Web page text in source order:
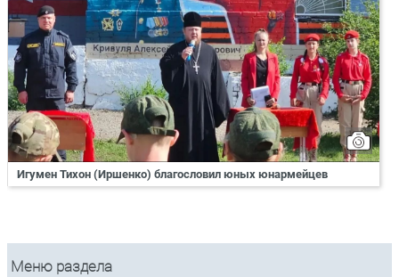
Игумен Тихон (Иршенко) благословил юных юнармейцев
Меню раздела